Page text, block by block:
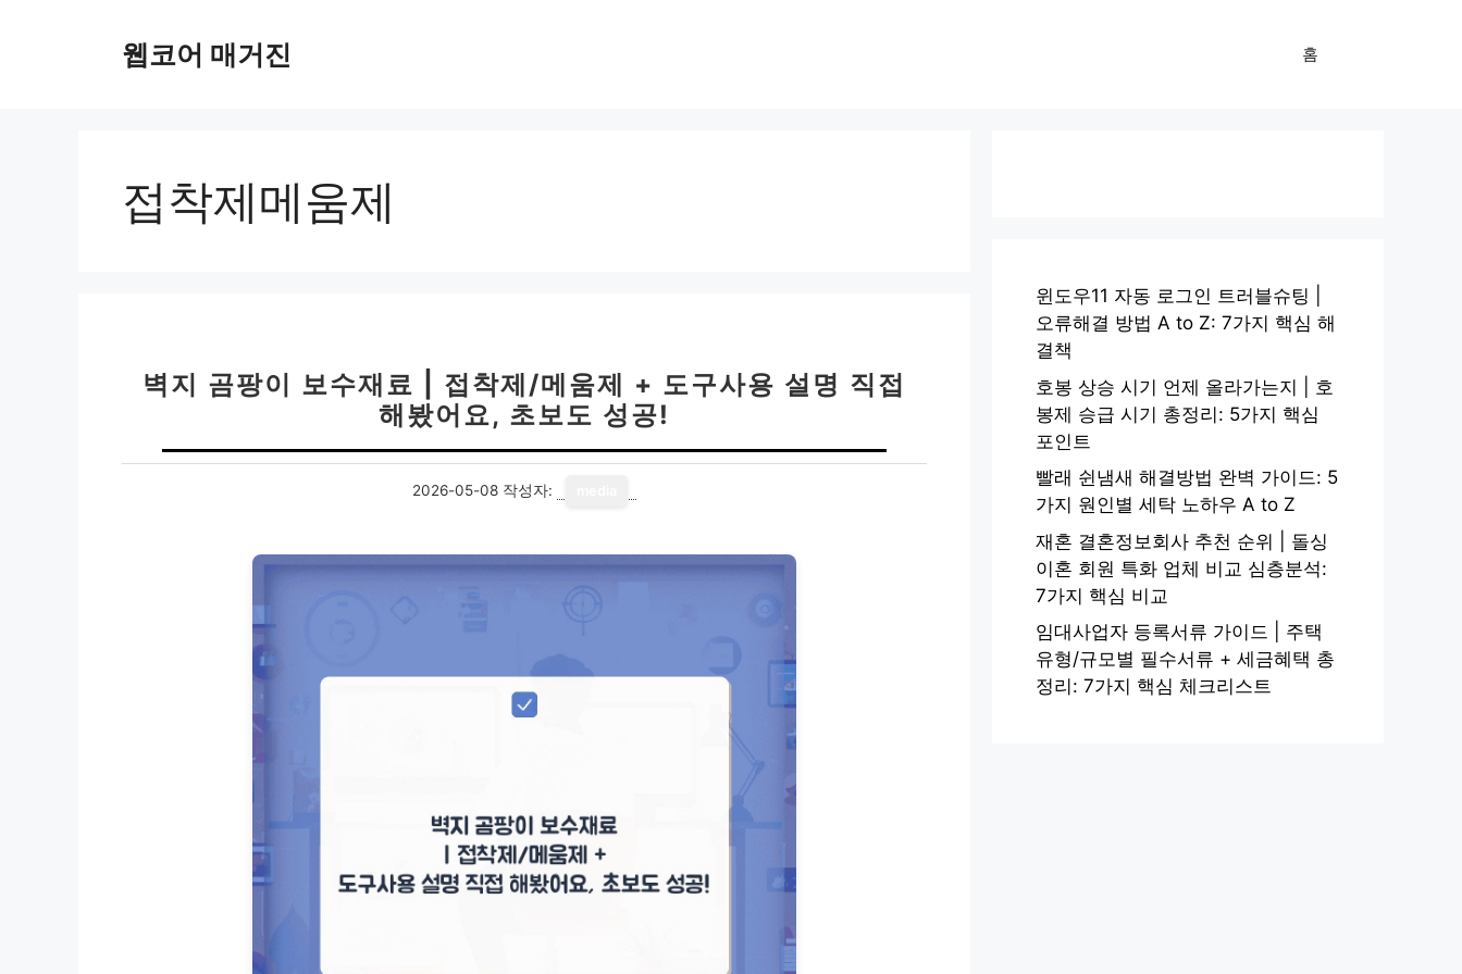
웹코어 매거진 홈
접착제메움제
벽지 곰팡이 보수재료 | 접착제/메움제 + 도구사용 설명 직접
해봤어요, 초보도 성공!
2026-05-08 작성자:
윈도우11 자동 로그인 트러블슈팅 |
오류해결 방법 A to Z: 7가지 핵심 해
결책
호봉 상승 시기 언제 올라가는지 | 호
봉제 승급 시기 총정리: 5가지 핵심
포인트
빨래 쉰냄새 해결방법 완벽 가이드: 5
가지 원인별 세탁 노하우 A to Z
재혼 결혼정보회사 추천 순위 | 돌싱
이혼 회원 특화 업체 비교 심층분석:
7가지 핵심 비교
임대사업자 등록서류 가이드 | 주택
유형/규모별 필수서류 + 세금혜택 총
정리: 7가지 핵심 체크리스트